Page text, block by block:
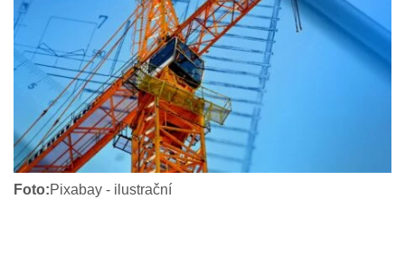
Foto:Pixabay - ilustrační